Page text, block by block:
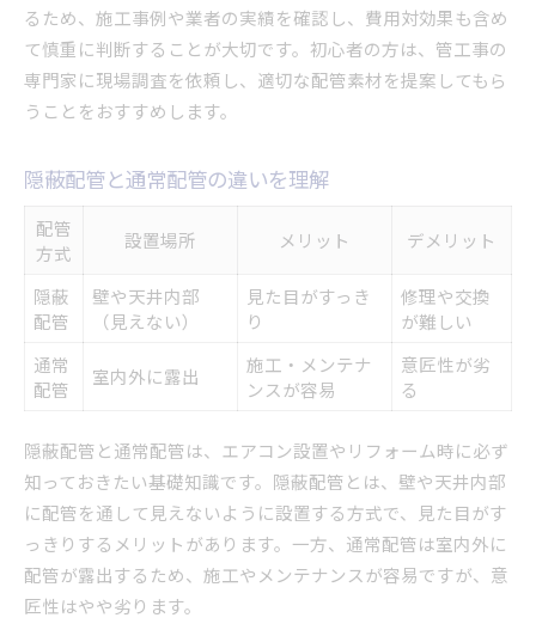
るため、施工事例や業者の実績を確認し、費用対効果も含め
て慎重に判断することが大切です。初心者の方は、管工事の
専門家に現場調査を依頼し、適切な配管素材を提案してもら
うことをおすすめします。
隠蔽配管と通常配管の違いを理解
配管
方式
設置場所 メリット デメリット
隠蔽
配管
壁や天井内部
（見えない）
見た目がすっき
り
修理や交換
が難しい
通常
配管
室内外に露出
施工・メンテナ
ンスが容易
意匠性が劣
る
隠蔽配管と通常配管は、エアコン設置やリフォーム時に必ず
知っておきたい基礎知識です。隠蔽配管とは、壁や天井内部
に配管を通して見えないように設置する方式で、見た目がす
っきりするメリットがあります。一方、通常配管は室内外に
配管が露出するため、施工やメンテナンスが容易ですが、意
匠性はやや劣ります。